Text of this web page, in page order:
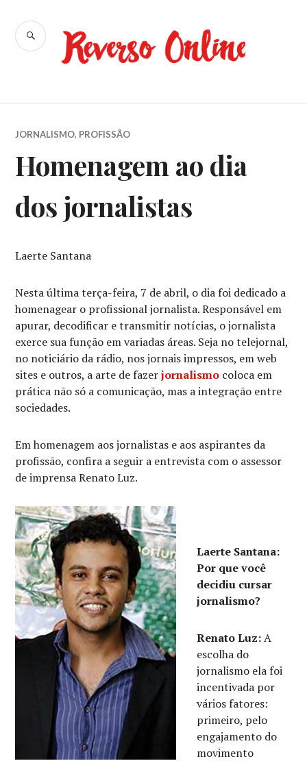
para
conteúdo
Reverso
BUSCA
JORNALISMO, PROFISSÃO
Homenagem ao dia
dos jornalistas
Laerte Santana
Nesta última terça-feira, 7 de abril, o dia foi dedicado a
homenagear o profissional jornalista. Responsável em
apurar, decodificar e transmitir notícias, o jornalista
exerce sua função em variadas áreas. Seja no telejornal,
no noticiário da rádio, nos jornais impressos, em web
sites e outros, a arte de fazerjornalismo coloca em
prática não só a comunicação, mas a integração entre
sociedades.
Em homenagem aos jornalistas e aos aspirantes da
profissão, confira a seguir a entrevista com o assessor
de imprensa Renato Luz.
Laerte Santana:
Por que você
decidiu cursar
jornalismo?
Renato Luz:A
escolha do
jornalismo ela foi
incentivada por
vários fatores:
primeiro, pelo
engajamento do
movimento